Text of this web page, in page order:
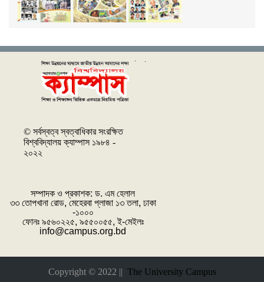
© সর্বস্বত্ব স্বত্বাধিকার সংরক্ষিত
বিশ্ববিদ্যালয় ক্যাম্পাস ১৯৮৪ -
২০২২
সম্পাদক ও প্রকাশক: ‌ড. এম হেলাল
৩৩ তোপখানা রোড, মেহেরবা প্লাজা ১৩ তলা, ঢাকা
-১০০০
ফোনঃ ৯৫৬০২২৫, ৯৫৫০০৫৫, ই-মেইলঃ
info@campus.org.bd
Copyright © 2022 || The University Campus